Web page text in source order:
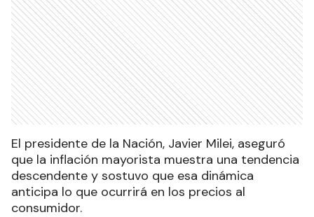
El presidente de la Nación, Javier Milei, aseguró
que la inflación mayorista muestra una tendencia
descendente y sostuvo que esa dinámica
anticipa lo que ocurrirá en los precios al
consumidor.